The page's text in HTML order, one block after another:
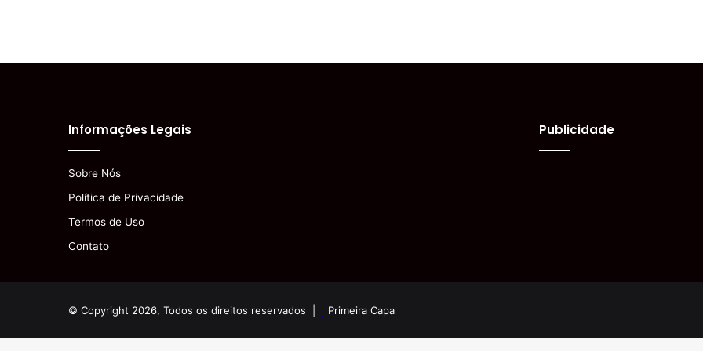
Informações Legais
Sobre Nós
Política de Privacidade
Termos de Uso
Contato
Publicidade
© Copyright 2026, Todos os direitos reservados | Primeira Capa